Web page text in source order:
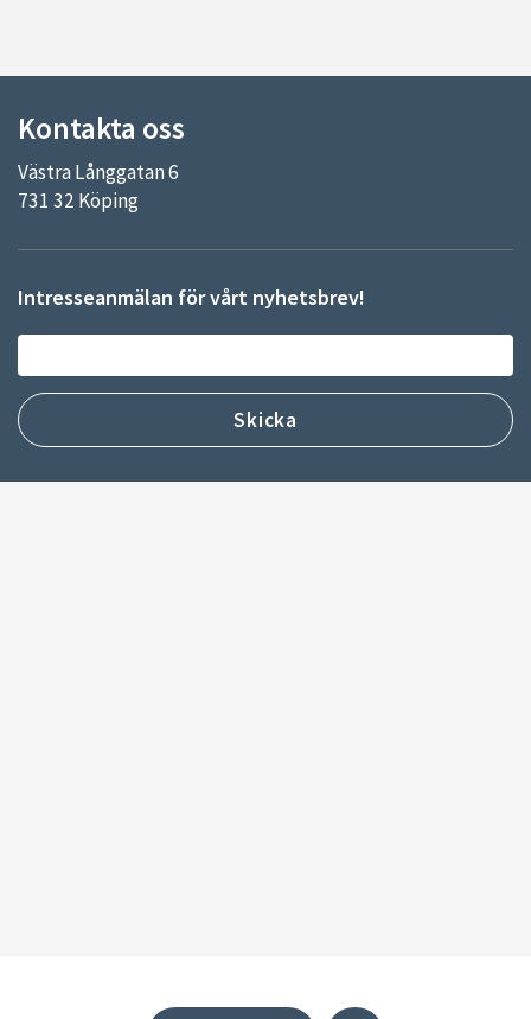
Kontakta oss
Västra Långgatan 6
731 32 Köping
Intresseanmälan för vårt nyhetsbrev!